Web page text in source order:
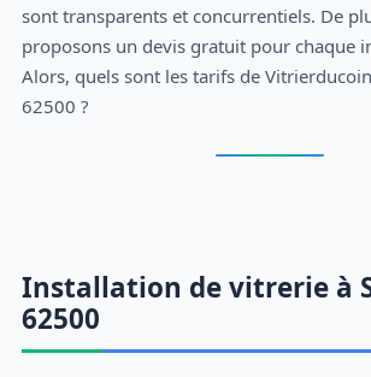
sont transparents et concurrentiels. De
proposons un devis gratuit pour chaque
Alors, quels sont les tarifs de
62500 ?
Installation de vitrerie à
62500